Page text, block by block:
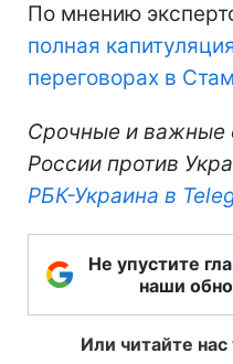
По мнению
полная
переговорах в
Срочные и важные
России против
РБК-Украина в
Не упустите
наши
Или читайте